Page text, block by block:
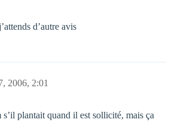
d’autre avis
2006, 2:01
s’il plantait quand il est sollicité, mais ça